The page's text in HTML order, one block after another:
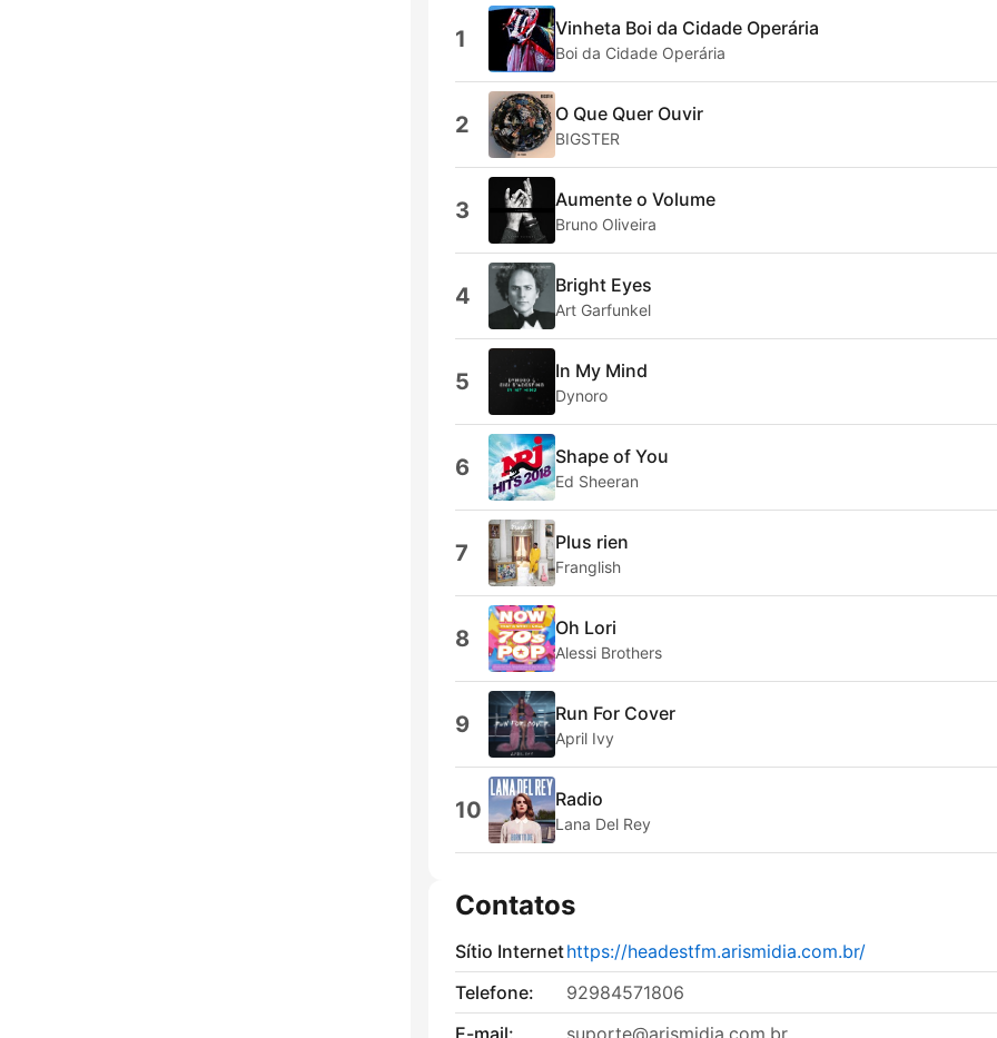
1 Vinheta Boi da Cidade Operária
Boi da Cidade Operária
2 O Que Quer Ouvir
BIGSTER
3 Aumente o Volume
Bruno Oliveira
4 Bright Eyes
Art Garfunkel
5 In My Mind
Dynoro
6 Shape of You
Ed Sheeran
7 Plus rien
Franglish
8 Oh Lori
Alessi Brothers
9 Run For Cover
April Ivy
10 Radio
Lana Del Rey
Contatos
Sítio Internethttps://headestfm.arismidia.com.br/
Telefone:
92984571806